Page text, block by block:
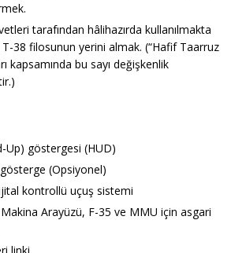
tarafından hâlihazırda kullanılmakta
T-38 filosunun yerini almak. (“Hafif Taarruz
kapsamında bu sayı değişkenlik
Up) göstergesi (HUD)
(Opsiyonel)
kontrollü uçuş sistemi
Arayüzü, F-35 ve MMU için asgari